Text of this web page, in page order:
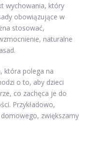
wychowania, który
obowiązujące w
stosować,
naturalne
która polega na
o to, aby dzieci
co zachęca je do
Przykładowo,
zwiększamy